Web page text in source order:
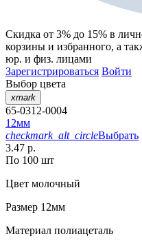
Скидка от 3% до 15% в
корзины и избранного, а
юр. и физ. лицами
Зарегистрироваться Войти
Выбор цвета
xmark
65-0312-0004
12мм
checkmark_alt_circleВыбрать
3.47 р.
По 100 шт
Цвет молочный
Размер 12мм
Материал полиацеталь